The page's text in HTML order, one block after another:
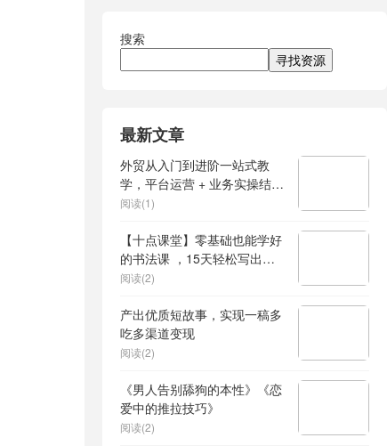
搜索
寻找资源
最新文章
外贸从入门到进阶一站式教
学，平台运营 + 业务实操结
合，实现业绩稳步增长
阅读(1)
【十点课堂】零基础也能学好
的书法课 ，15天轻松写出漂
亮人生
阅读(2)
产出优质短故事，实现一稿多
吃多渠道变现
阅读(2)
《男人告别舔狗的本性》《恋
爱中的推拉技巧》
阅读(2)